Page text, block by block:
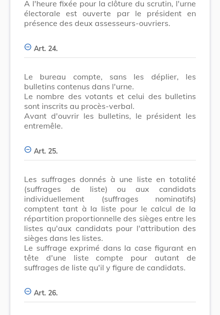
A l'heure fixée pour la clôture du scrutin, l'urne
électorale est ouverte par le président en
présence des deux assesseurs-ouvriers.
Art. 24.
Le bureau compte, sans les déplier, les
bulletins contenus dans l'urne.
Le nombre des votants et celui des bulletins
sont inscrits au procès-verbal.
Avant d'ouvrir les bulletins, le président les
entremêle.
Art. 25.
Les suffrages donnés à une liste en totalité
(suffrages de liste) ou aux candidats
individuellement (suffrages nominatifs)
comptent tant à la liste pour le calcul de la
répartition proportionnelle des sièges entre les
listes qu'aux candidats pour l'attribution des
sièges dans les listes.
Le suffrage exprimé dans la case figurant en
tête d'une liste compte pour autant de
suffrages de liste qu'il y figure de candidats.
Art. 26.